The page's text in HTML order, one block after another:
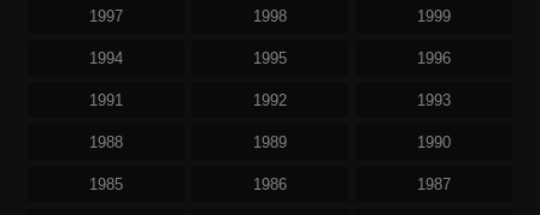
1999
1998
1997
1996
1995
1994
1993
1992
1991
1990
1989
1988
1987
1986
1985